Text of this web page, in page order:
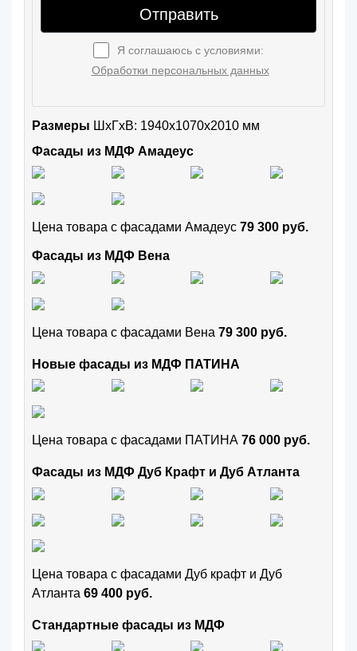
Отправить
Я соглашаюсь с условиями:
Обработки персональных данных
Размеры ШxГхВ: 1940x1070x2010 мм
Фасады из МДФ Амадеус
Цена товара с фасадами Амадеус 79 300 руб.
Фасады из МДФ Вена
Цена товара с фасадами Вена 79 300 руб.
Новые фасады из МДФ ПАТИНА
Цена товара с фасадами ПАТИНА 76 000 руб.
Фасады из МДФ Дуб Крафт и Дуб Атланта
Цена товара с фасадами Дуб крафт и Дуб
Атланта 69 400 руб.
Стандартные фасады из МДФ